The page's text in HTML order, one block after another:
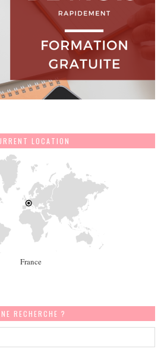
LOCATION
France
RECHERCHE ?